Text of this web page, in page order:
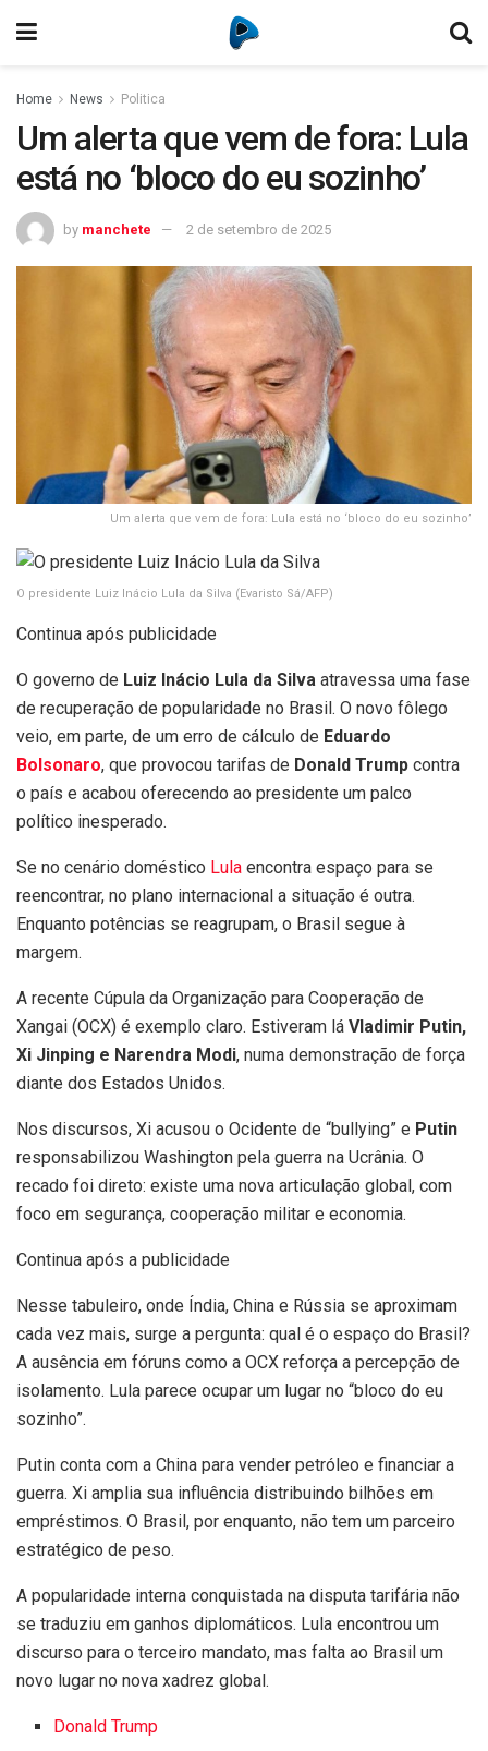
Home News Politica
Um alerta que vem de fora: Lula
está no ‘bloco do eu sozinho’
by manchete 2 de setembro de 2025
Um alerta que vem de fora: Lula está no ‘bloco do eu sozinho’
O presidente Luiz Inácio Lula da Silva (Evaristo Sá/AFP)
Continua após publicidade
O governo de Luiz Inácio Lula da Silva atravessa uma fase
de recuperação de popularidade no Brasil. O novo fôlego
veio, em parte, de um erro de cálculo de Eduardo
Bolsonaro, que provocou tarifas de Donald Trump contra
o país e acabou oferecendo ao presidente um palco
político inesperado.
Se no cenário doméstico Lula encontra espaço para se
reencontrar, no plano internacional a situação é outra.
Enquanto potências se reagrupam, o Brasil segue à
margem.
A recente Cúpula da Organização para Cooperação de
Xangai (OCX) é exemplo claro. Estiveram lá Vladimir Putin,
Xi Jinping e Narendra Modi, numa demonstração de força
diante dos Estados Unidos.
Nos discursos, Xi acusou o Ocidente de “bullying” e Putin
responsabilizou Washington pela guerra na Ucrânia. O
recado foi direto: existe uma nova articulação global, com
foco em segurança, cooperação militar e economia.
Continua após a publicidade
Nesse tabuleiro, onde Índia, China e Rússia se aproximam
cada vez mais, surge a pergunta: qual é o espaço do Brasil?
A ausência em fóruns como a OCX reforça a percepção de
isolamento. Lula parece ocupar um lugar no “bloco do eu
sozinho”.
Putin conta com a China para vender petróleo e financiar a
guerra. Xi amplia sua influência distribuindo bilhões em
empréstimos. O Brasil, por enquanto, não tem um parceiro
estratégico de peso.
A popularidade interna conquistada na disputa tarifária não
se traduziu em ganhos diplomáticos. Lula encontrou um
discurso para o terceiro mandato, mas falta ao Brasil um
novo lugar no nova xadrez global.
Donald Trump